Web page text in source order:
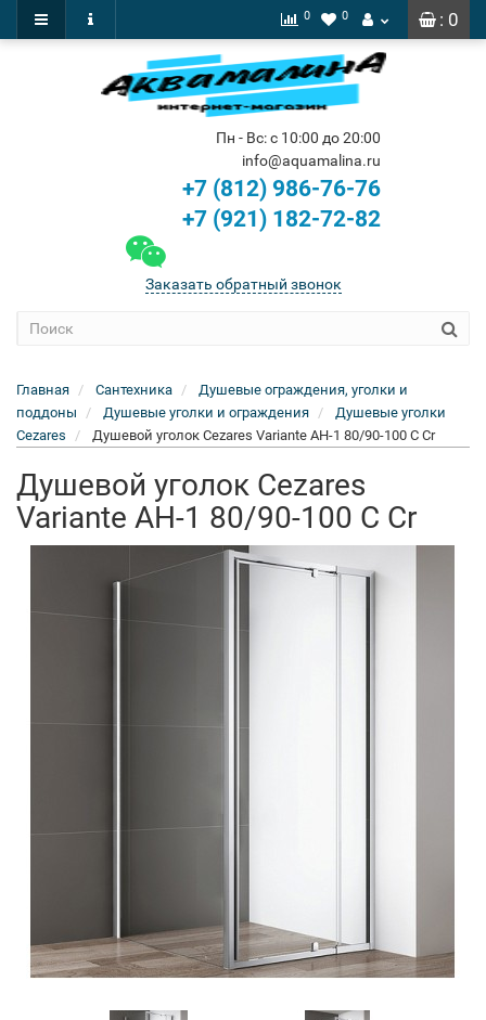
: 0
0 0
Пн - Вс: с 10:00 до 20:00
info@aquamalina.ru
+7 (812) 986-76-76
+7 (921) 182-72-82
Заказать обратный звонок
Главная Сантехника
Душевые ограждения, уголки и
поддоны
Душевые уголки и ограждения
Душевые уголки
Cezares
Душевой уголок Cezares Variante AH-1 80/90-100 C Cr
Душевой уголок Cezares
Variante AH-1 80/90-100 C Cr